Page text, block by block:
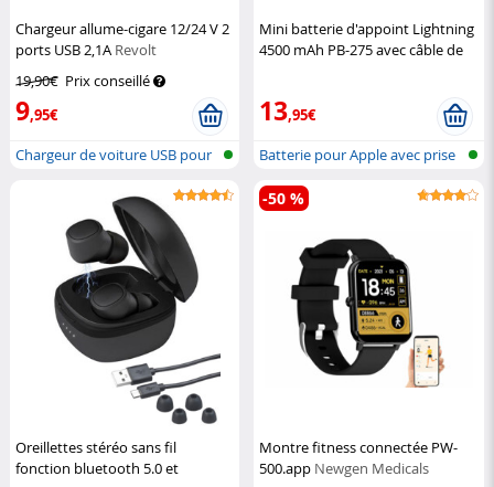
Chargeur allume-cigare 12/24 V 2
ports USB 2,1A Revolt
19,90€ Prix conseillé
9,95€
Chargeur de voiture USB pour
Mini batterie d'appoint Lightning
4500 mAh PB-275 avec câble de
13,95€
Batterie pour Apple avec prise
Ligh...
Oreillettes stéréo sans fil
fonction bluetooth 5.0 et
Montre fitness connectée PW-
500.app Newgen Medicals
-50 %